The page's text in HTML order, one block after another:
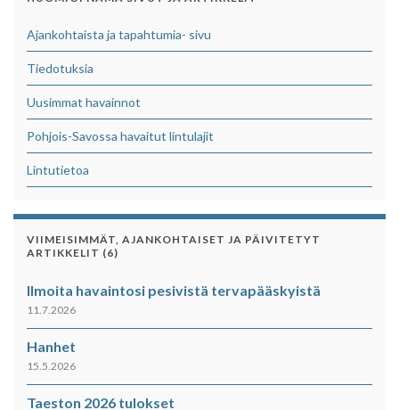
Ajankohtaista ja tapahtumia- sivu
Tiedotuksia
Uusimmat havainnot
Pohjois-Savossa havaitut lintulajit
Lintutietoa
VIIMEISIMMÄT, AJANKOHTAISET JA PÄIVITETYT
ARTIKKELIT (6)
Ilmoita havaintosi pesivistä tervapääskyistä
11.7.2026
Hanhet
15.5.2026
Taeston 2026 tulokset